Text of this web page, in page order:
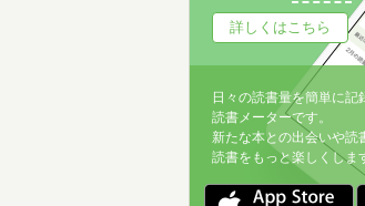
詳しくはこちら
日々の読書量を簡単に記
読書メーターです。
新たな本との出会いや読
読書をもっと楽しくしま